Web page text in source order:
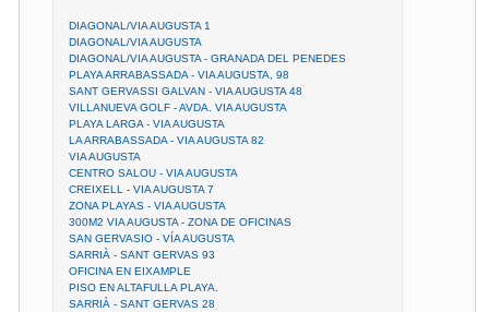
DIAGONAL/VIA AUGUSTA 1
DIAGONAL/VIA AUGUSTA
DIAGONAL/VIA AUGUSTA - GRANADA DEL PENEDES
PLAYA ARRABASSADA - VIA AUGUSTA, 98
SANT GERVASSI GALVAN - VIA AUGUSTA 48
VILLANUEVA GOLF - AVDA. VIA AUGUSTA
PLAYA LARGA - VIA AUGUSTA
LA ARRABASSADA - VIA AUGUSTA 82
VIA AUGUSTA
CENTRO SALOU - VIA AUGUSTA
CREIXELL - VIA AUGUSTA 7
ZONA PLAYAS - VIA AUGUSTA
300M2 VIA AUGUSTA - ZONA DE OFICINAS
SAN GERVASIO - VÍA AUGUSTA
SARRIÀ - SANT GERVAS 93
OFICINA EN EIXAMPLE
PISO EN ALTAFULLA PLAYA.
SARRIÀ - SANT GERVAS 28